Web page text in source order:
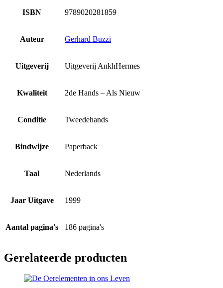
ISBN 9789020281859
Auteur Gerhard Buzzi
Uitgeverij Uitgeverij AnkhHermes
Kwaliteit 2de Hands – Als Nieuw
Conditie Tweedehands
Bindwijze Paperback
Taal Nederlands
Jaar Uitgave 1999
Aantal pagina's 186 pagina's
Gerelateerde producten